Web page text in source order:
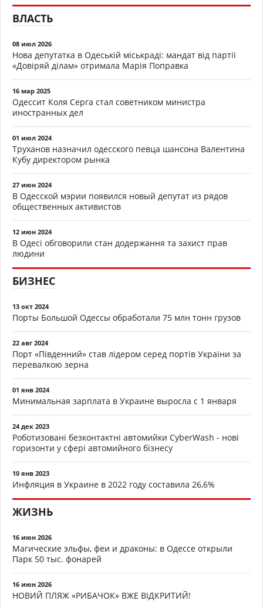
ВЛАСТЬ
08 июл 2026
Нова депутатка в Одеській міськраді: мандат від партії
«Довіряй ділам» отримала Марія Поправка
16 мар 2025
Одессит Коля Серга стал советником министра
иностранных дел
01 июл 2024
Труханов назначил одесского певца шансона Валентина
Кубу директором рынка
27 июн 2024
В Одесской мэрии появился новый депутат из рядов
общественных активистов
12 июн 2024
В Одесі обговорили стан додержання та захист прав
людини
БИЗНЕС
13 окт 2024
Порты Большой Одессы обработали 75 млн тонн грузов
22 авг 2024
Порт «Південний» став лідером серед портів України за
перевалкою зерна
01 янв 2024
Минимальная зарплата в Украине выросла с 1 января
24 дек 2023
Роботизовані безконтактні автомийки CyberWash - нові
горизонти у сфері автомийного бізнесу
10 янв 2023
Инфляция в Украине в 2022 году составила 26,6%
ЖИЗНЬ
16 июн 2026
Магические эльфы, феи и драконы: в Одессе открыли
Парк 50 тыс. фонарей
16 июн 2026
НОВИЙ ПЛЯЖ «РИБАЧОК» ВЖЕ ВІДКРИТИЙ!